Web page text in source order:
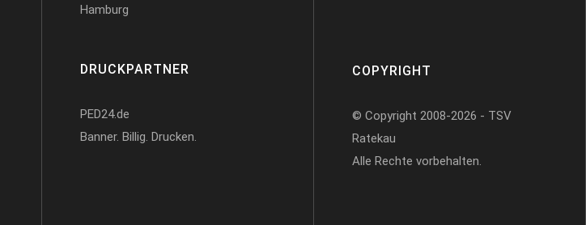
Hamburg
DRUCKPARTNER
PED24.de
Banner. Billig. Drucken.
COPYRIGHT
© Copyright 2008-2026 - TSV
Ratekau
Alle Rechte vorbehalten.